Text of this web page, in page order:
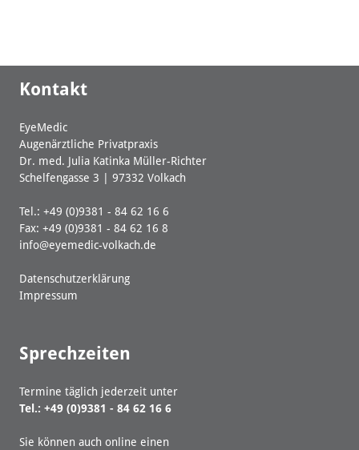
Kontakt
EyeMedic
Augenärztliche Privatpraxis
Dr. med. Julia Katinka Müller-Richter
Schelfengasse 3 | 97332 Volkach
Tel.: +49 (0)9381 - 84 62 16 6
Fax: +49 (0)9381 - 84 62 16 8
info@eyemedic-volkach.de
Datenschutzerklärung
Impressum
Sprechzeiten
Termine täglich jederzeit unter
Tel.: +49 (0)9381 - 84 62 16 6
Sie können auch online einen